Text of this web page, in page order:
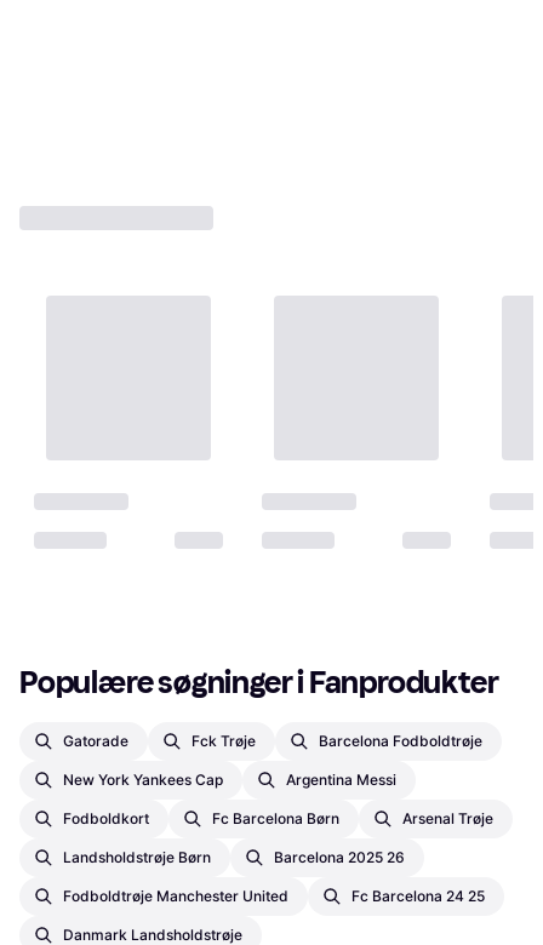
Populære søgninger i Fanprodukter
Gatorade Fck Trøje Barcelona Fodboldtrøje
New York Yankees Cap Argentina Messi
Fodboldkort Fc Barcelona Børn Arsenal Trøje
Landsholdstrøje Børn Barcelona 2025 26
Fodboldtrøje Manchester United Fc Barcelona 24 25
Danmark Landsholdstrøje